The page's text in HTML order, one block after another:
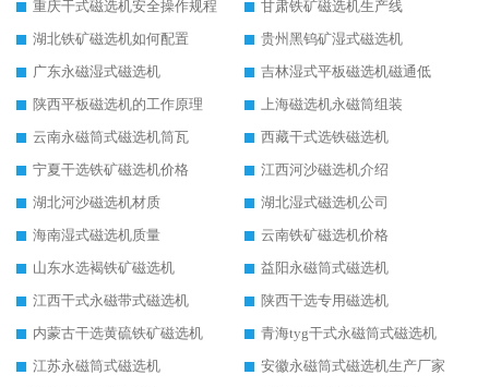
重庆干式磁选机安全操作规程
甘肃铁矿磁选机生产线
湖北铁矿磁选机如何配置
贵州黑钨矿湿式磁选机
广东永磁湿式磁选机
吉林湿式平板磁选机磁通低
陕西平板磁选机的工作原理
上海磁选机永磁筒组装
云南永磁筒式磁选机筒瓦
西藏干式选铁磁选机
宁夏干选铁矿磁选机价格
江西河沙磁选机介绍
湖北河沙磁选机材质
湖北湿式磁选机公司
海南湿式磁选机质量
云南铁矿磁选机价格
山东水选褐铁矿磁选机
益阳永磁筒式磁选机
江西干式永磁带式磁选机
陕西干选专用磁选机
内蒙古干选黄硫铁矿磁选机
青海tyg干式永磁筒式磁选机
江苏永磁筒式磁选机
安徽永磁筒式磁选机生产厂家